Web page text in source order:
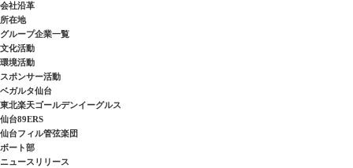
会社沿革
所在地
グループ企業一覧
文化活動
環境活動
スポンサー活動
ベガルタ仙台
東北楽天ゴールデンイーグルス
仙台89ERS
仙台フィル管弦楽団
ボート部
ニュースリリース